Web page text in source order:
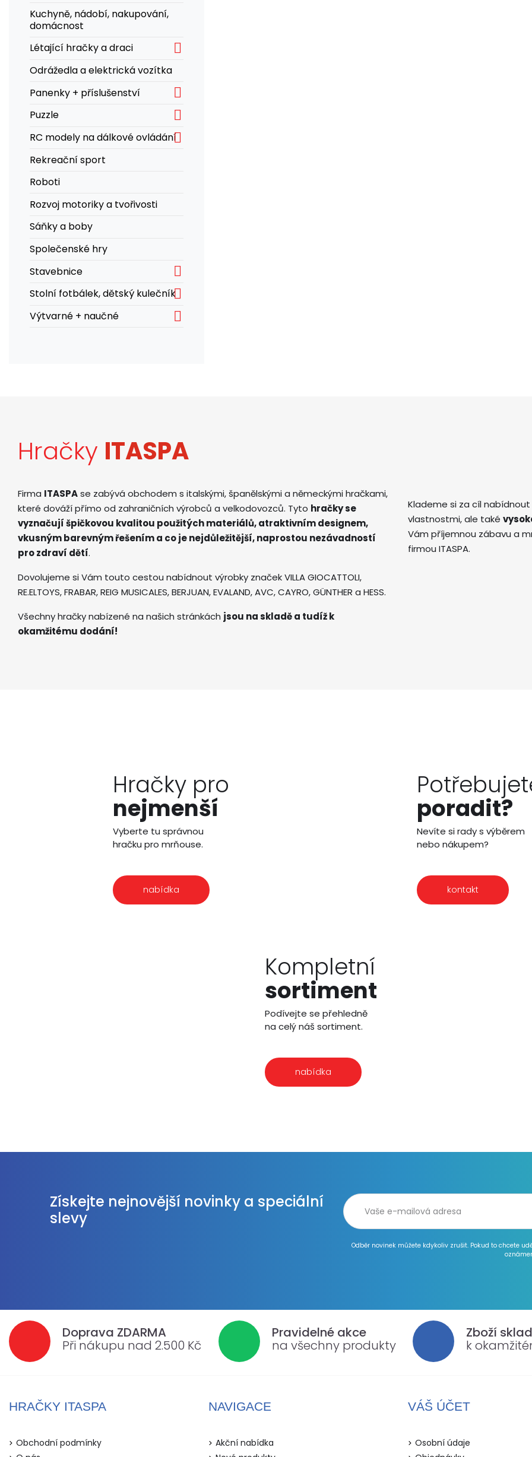
Kuchyně, nádobí, nakupování,
domácnost
Létající hračky a draci

Odrážedla a elektrická vozítka
Panenky + příslušenství

Puzzle 
RC modely na dálkové ovládání
Rekreační sport
Roboti
Rozvoj motoriky a tvořivosti
Sáňky a boby
Společenské hry
Stavebnice

Stolní fotbálek, dětský kulečník
Výtvarné + naučné 
Hračky ITASPA
Firma ITASPAse zabývá obchodem s italskými, španělskými a německými hračkami,
které dováží přímo od zahraničních výrobců a velkodovozců. Tyto hračky se
vyznačují špičkovou kvalitou použitých materiálů, atraktivním designem,
vkusným barevným řešením a co je nejdůležitější, naprostou nezávadností
pro zdraví dětí.
Dovolujeme si Vám touto cestou nabídnout výrobky značek VILLA GIOCATTOLI,
RE.ELTOYS, FRABAR, REIG MUSICALES, BERJUAN, EVALAND, AVC, CAYRO, GÜNTHER a HESS.
Všechny hračky nabízené na našich stránkách jsou na skladě a tudíž k
okamžitému dodání!
Klademe si za cíl
vlastnostmi, ale také
Vám příjemnou zábavu a
firmou ITASPA.
Hračky pro
nejmenší
Vyberte tu správnou
hračku pro mrňouse.
nabídka
poradit?
Nevíte si rady s výběrem
nebo nákupem?
kontakt
Kompletní
sortiment
Podívejte se přehledně
na celý náš sortiment.
nabídka
Získejte nejnovější novinky a speciální
slevy
Odběr novinek můžete kdykoliv zrušit. Pokud to chcete
Doprava ZDARMA
Při nákupu nad 2.500 Kč
Pravidelné akce
na všechny produkty
Zboží
k
HRAČKY ITASPA
Obchodní podmínky
NAVIGACE
Akční nabídka
VÁŠ ÚČET
Osobní údaje